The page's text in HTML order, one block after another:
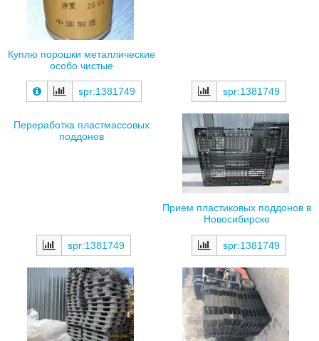
Куплю порошки металлические
особо чистые
spr:1381749 spr:1381749
Переработка пластмассовых
поддонов
spr:1381749
Прием пластиковых поддонов в
Новосибирске
spr:1381749